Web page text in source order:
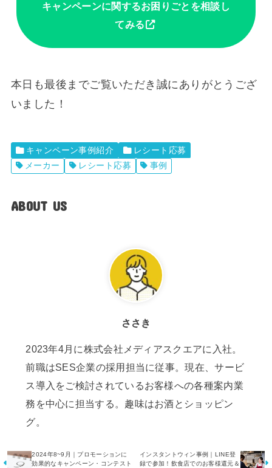
キャンペーンに関するお困りごとを相談し
てみる
本日も最後までご覧いただき誠にありがとうござ
いました！
キャンペーン事例紹介
レシート応募
メーカー
レシート応募 事例
ABOUT US
ささき
2023年4月に株式会社メディアスクエアに入社。
前職はSES企業の採用担当に従事。現在、サービ
ス導入をご検討されているお客様への各種案内業
務を中心に担当する。趣味はお酒とショッピン
グ。
2024年8~9月｜プロモーションに
効果的なキャンペーン・コンテスト
インスタントウィン事例｜LINE登
録で参加！飲食店でのお客様還元＆